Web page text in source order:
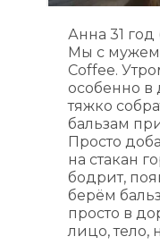
Анна 31
Мы с мужем
Coffee.
особенно
тяжко
бальзам
Просто
на стакан
бодрит,
берём
просто в
лицо, тело,